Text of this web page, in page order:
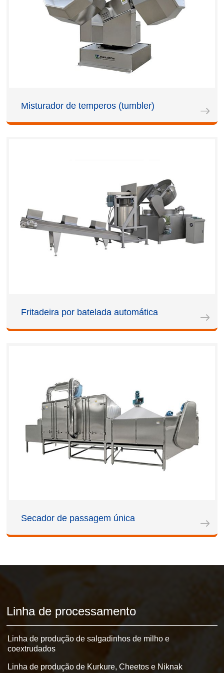
Misturador de temperos (tumbler)
Fritadeira por batelada automática
Secador de passagem única
Linha de processamento
Linha de produção de salgadinhos de milho e
coextrudados
Linha de produção de Kurkure, Cheetos e Niknak